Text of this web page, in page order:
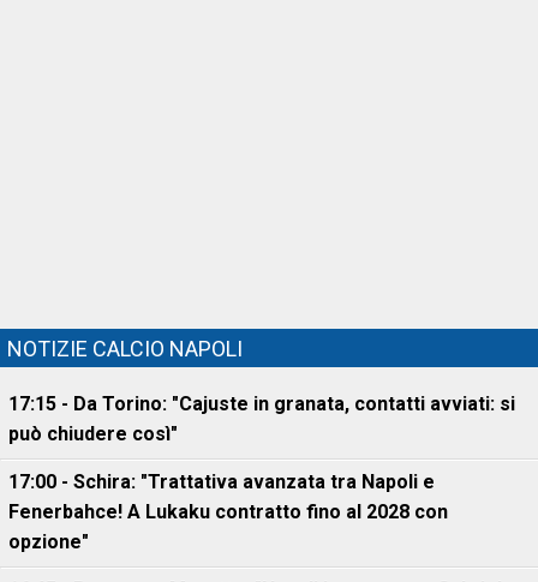
NOTIZIE CALCIO NAPOLI
17:15 - Da Torino: "Cajuste in granata, contatti avviati: si
può chiudere così"
17:00 - Schira: "Trattativa avanzata tra Napoli e
Fenerbahce! A Lukaku contratto fino al 2028 con
opzione"